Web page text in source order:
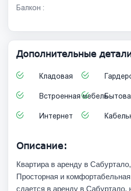
Балкон :
Дополнительные
Кладовая
Встроенная мебель
Интернет
Описание:
Квартира в аренду в
Просторная и
сдается в аренду в Сабуртало,